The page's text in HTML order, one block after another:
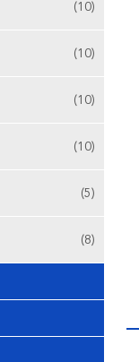
(10)
(10)
(10)
(10)
(5)
(8)